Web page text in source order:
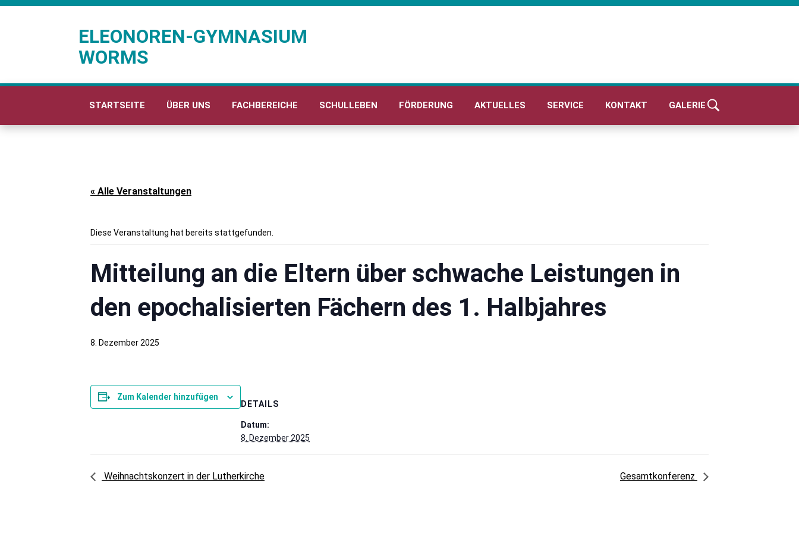
ELEONOREN-GYMNASIUM
WORMS
STARTSEITE ÜBER UNS FACHBEREICHE SCHULLEBEN FÖRDERUNG AKTUELLES SERVICE KONTAKT GALERIE
« Alle Veranstaltungen
Diese Veranstaltung hat bereits stattgefunden.
Mitteilung an die Eltern über schwache Leistungen in
den epochalisierten Fächern des 1. Halbjahres
8. Dezember 2025
Zum Kalender hinzufügen
DETAILS
Datum:
8. Dezember 2025
Weihnachtskonzert in der Lutherkirche Gesamtkonferenz